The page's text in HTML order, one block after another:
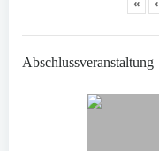
« ‹
Abschlussveranstaltung